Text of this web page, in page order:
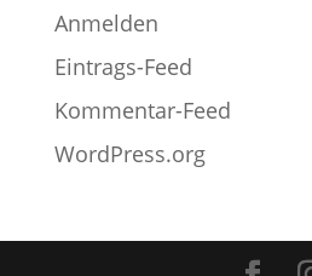
Anmelden
Eintrags-Feed
Kommentar-Feed
WordPress.org